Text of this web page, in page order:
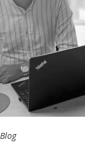
Blog